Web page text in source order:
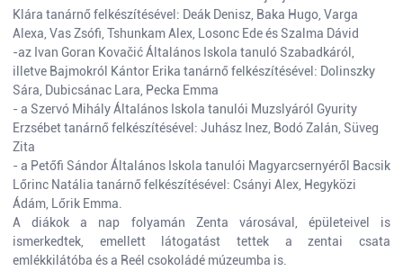
Klára tanárnő felkészítésével: Deák Denisz, Baka Hugo, Varga
Alexa, Vas Zsófi, Tshunkam Alex, Losonc Ede és Szalma Dávid
-az Ivan Goran Kovačić Általános Iskola tanuló Szabadkáról,
illetve Bajmokról Kántor Erika tanárnő felkészítésével: Dolinszky
Sára, Dubicsánac Lara, Pecka Emma
- a Szervó Mihály Általános Iskola tanulói Muzslyáról Gyurity
Erzsébet tanárnő felkészítésével: Juhász Inez, Bodó Zalán, Süveg
Zita
- a Petőfi Sándor Általános Iskola tanulói Magyarcsernyéről Bacsik
Lőrinc Natália tanárnő felkészítésével: Csányi Alex, Hegyközi
Ádám, Lőrik Emma.
A diákok a nap folyamán Zenta városával, épületeivel is
ismerkedtek, emellett látogatást tettek a zentai csata
emlékkilátóba és a Reél csokoládé múzeumba is.